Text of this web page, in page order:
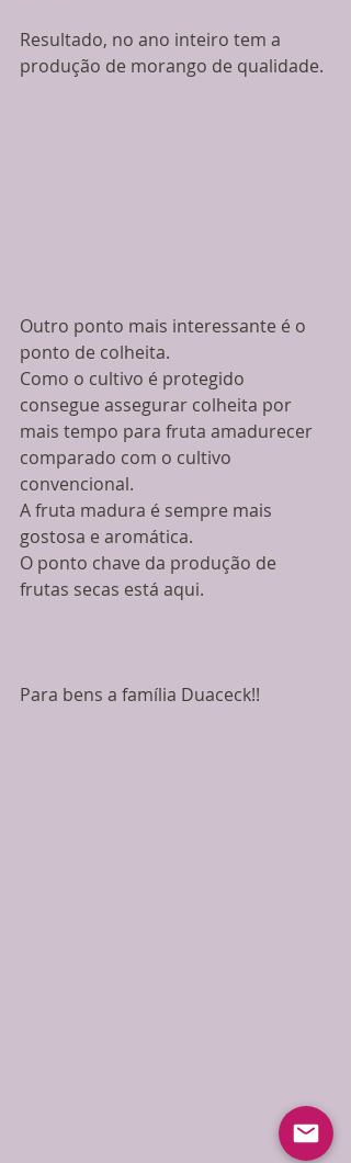
Resultado, no ano inteiro tem a
produção de morango de qualidade.
Outro ponto mais interessante é o
ponto de colheita.
Como o cultivo é protegido
consegue assegurar colheita por
mais tempo para fruta amadurecer
comparado com o cultivo
convencional.
A fruta madura é sempre mais
gostosa e aromática.
O ponto chave da produção de
frutas secas está aqui.
Para bens a família Duaceck!!